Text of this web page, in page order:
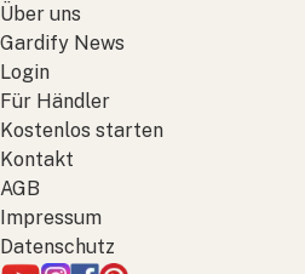
Über uns
Gardify News
Login
Für Händler
Kostenlos starten
Kontakt
AGB
Impressum
Datenschutz